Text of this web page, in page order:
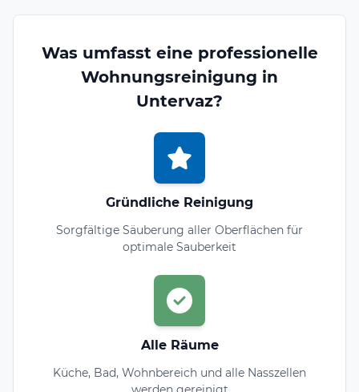
Was umfasst eine professionelle
Wohnungsreinigung in
Untervaz?
Gründliche Reinigung
Sorgfältige Säuberung aller Oberflächen für
optimale Sauberkeit
Alle Räume
Küche, Bad, Wohnbereich und alle Nasszellen